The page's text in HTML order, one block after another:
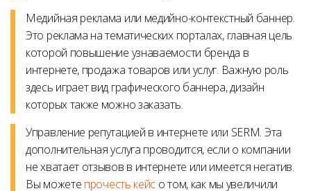
Медийная реклама или медийно-контекстный баннер.
Это реклама на тематических порталах, главная цель
которой повышение узнаваемости бренда в
интернете, продажа товаров или услуг. Важную роль
здесь играет вид графического баннера, дизайн
которых также можно заказать.
Управление репутацией в интернете или SERM. Эта
дополнительная услуга проводится, если о компании
не хватает отзывов в интернете или имеется негатив.
Вы можете прочесть кейс о том, как мы увеличили